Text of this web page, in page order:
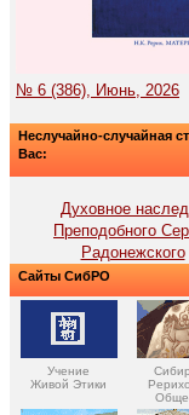
№ 6 (386), Июнь, 2026
Неслучайно-случайная
Вас:
Духовное
Преподобного
Радонежского
Сайты СибРО
Учение
Живой Этики